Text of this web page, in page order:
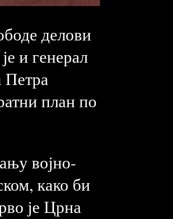
делови
и генерал
Петра
план по
војно-
како би
је Црна